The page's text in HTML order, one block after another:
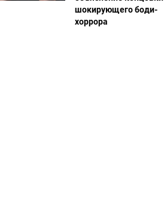
шокирующего боди-
хоррора